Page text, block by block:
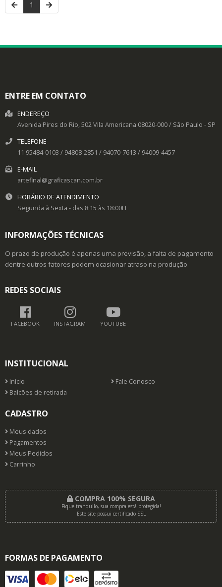
1
ENTRE EM CONTATO
ENDEREÇO
Avenida Pires do Rio, 502Vila Americana 08020-000/ São Paulo - SP
TELEFONE
11 95484-0103 / 94808-2851 / 94070-7613 / 94009-4457
E-MAIL
artefinal@graficascan.com.br
HORÁRIO DE ATENDIMENTO
Segunda à Sexta - das 8:15 às 18:00H
INFORMAÇÕES TÉCNICAS
O prazo de produção é apenas uma previsão, a falta de pagamento
dentre outros fatores podem ocasionar atraso na produção
REDES SOCIAIS
FACEBOOK INSTAGRAM YOUTUBE
INSTITUCIONAL
Início
Fale Conosco
Balcões de retirada
CADASTRO
Meus dados
Pagamentos
Meus Pedidos
Carrinho
COMPRA 100% SEGURA
Fique tranquilo, sua compra está protegida!
Este site possui certificado SSL
FORMAS DE PAGAMENTO